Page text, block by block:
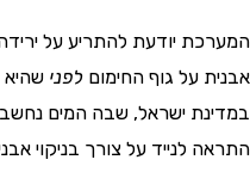
יודעת להתריע על ירידה
על גוף החימוםלפנישהיא
ישראל, שבה המים נחשבים